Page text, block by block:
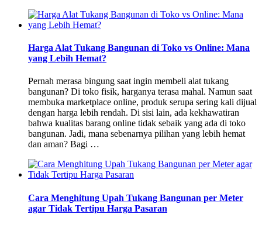
Harga Alat Tukang Bangunan di Toko vs Online: Mana
yang Lebih Hemat?
Pernah merasa bingung saat ingin membeli alat tukang
bangunan? Di toko fisik, harganya terasa mahal. Namun saat
membuka marketplace online, produk serupa sering kali dijual
dengan harga lebih rendah. Di sisi lain, ada kekhawatiran
bahwa kualitas barang online tidak sebaik yang ada di toko
bangunan. Jadi, mana sebenarnya pilihan yang lebih hemat
dan aman? Bagi …
Cara Menghitung Upah Tukang Bangunan per Meter
agar Tidak Tertipu Harga Pasaran